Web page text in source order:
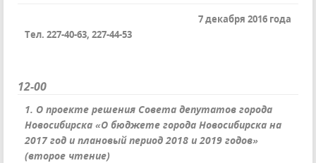
Тел. 227-40-63, 227-44-53
7 декабря 2016 года
12-00
1. О проекте решения Совета депутатов города
Новосибирска «О бюджете города Новосибирска на
2017 год и плановый период 2018 и 2019 годов»
(второе чтение)